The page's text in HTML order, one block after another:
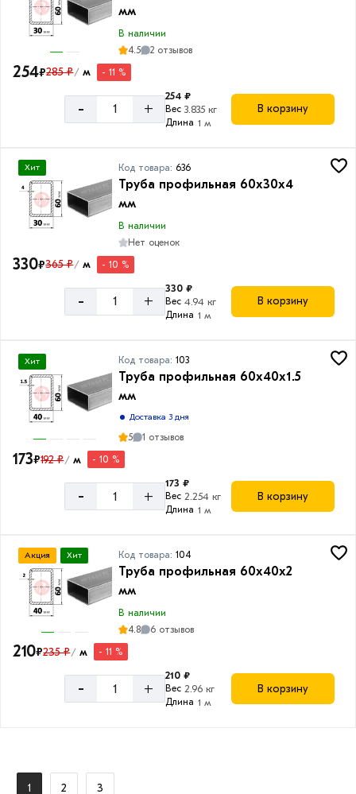
мм
В наличии
4.5
2 отзывов
254₽285 ₽/ м - 11 %
- +
254 ₽
Вес 3.835 кг
Длина 1 м
В корзину
Хит Код товара: 636
Труба профильная 60x30x4
мм
В наличии
Нет оценок
330₽365 ₽/ м - 10 %
- +
330 ₽
Вес 4.94 кг
Длина 1 м
В корзину
Хит Код товара: 103
Труба профильная 60х40х1.5
мм
Доставка 3 дня
5 1 отзывов
173₽192 ₽/ м - 10 %
- +
173 ₽
Вес 2.254 кг
Длина 1 м
В корзину
Акция Хит Код товара: 104
Труба профильная 60х40х2
мм
В наличии
4.8
6 отзывов
210₽235 ₽/ м - 11 %
- +
210 ₽
Вес 2.96 кг
Длина 1 м
В корзину
1 2 3